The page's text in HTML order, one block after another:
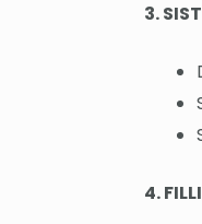
3.
4.